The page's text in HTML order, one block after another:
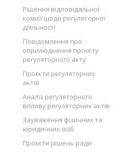
Рішення відповідальної
комісії щодо регуляторної
діяльності
Повідомлення про
оприлюднення проєкту
регуляторного акту
Проєкти регуляторних
актів
Аналіз регуляторного
впливу регуляторних актів
Зауваження фізичних та
юридичних осіб
Проєкти рішень ради